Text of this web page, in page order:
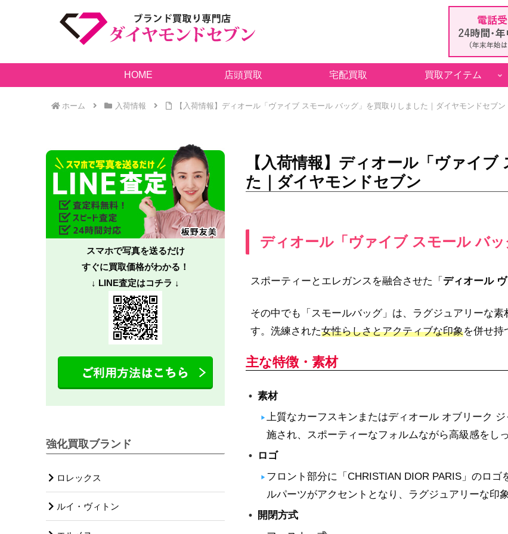
HOME 店頭買取 宅配買取 買取アイテム
ホーム 入荷情報 【入荷情報】ディオール「ヴァイブ スモール バッグ」を買取りしました｜ダイヤモンドセブン
【入荷情報】ディオール「ヴァイ
た｜ダイヤモンドセブン
ディオール「ヴァイブ スモール バッ
スポーティーとエレガンスを融合させた「 ディオール
その中でも「スモールバッグ」は、ラグジュアリーな
す。洗練された女性らしさとアクティブな印象を併せ持
主な特徴・素材
素材
上質なカーフスキンまたはディオール オブリーク
施され、スポーティーなフォルムながら高級感をし
ロゴ
フロント部分に「CHRISTIAN DIOR PARIS」のロ
ルパーツがアクセントとなり、ラグジュアリーな印
開閉方式
スマホで写真を送るだけ
すぐに買取価格がわかる！
↓ LINE査定はコチラ ↓
強化買取ブランド
ロレックス
ルイ・ヴィトン